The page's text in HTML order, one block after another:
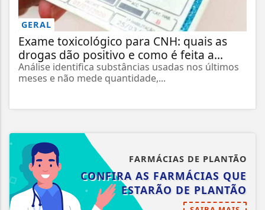
GERAL
Exame toxicológico para CNH: quais as
drogas dão positivo e como é feita a...
Análise identifica substâncias usadas nos últimos
meses e não mede quantidade,...
FARMÁCIAS DE PLANTÃO
CONFIRA AS FARMÁCIAS QUE
ESTARÃO DE PLANTÃO